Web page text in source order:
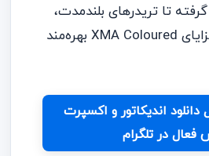
تا تریدرهای بلندمدت،
همگی می‌توانند از مزایای XMA Coloured بهره‌مند
اندیکاتور و اکسپرت
در تلگرام